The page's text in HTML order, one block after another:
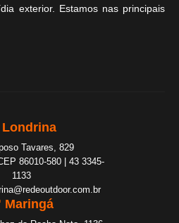
exterior. Estamos nas principais
Londrina
Tavares, 829
86010-580 | 43 3345-
1133
Maringá